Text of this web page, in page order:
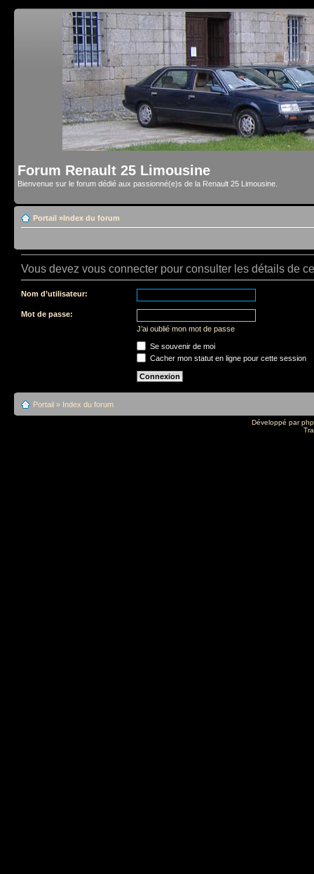
Forum Renault 25 Limousine
Bienvenue sur le forum dédié aux passionné(e)s de la Renault 25 Limousine.
Portail »Index du forum
Vous devez vous connecter pour consulter les détails de
Nom d’utilisateur:
Mot de passe:
J’ai oublié mon mot de passe
Se souvenir de moi
Cacher mon statut en ligne pour cette session
Portail » Index du forum
Développé par